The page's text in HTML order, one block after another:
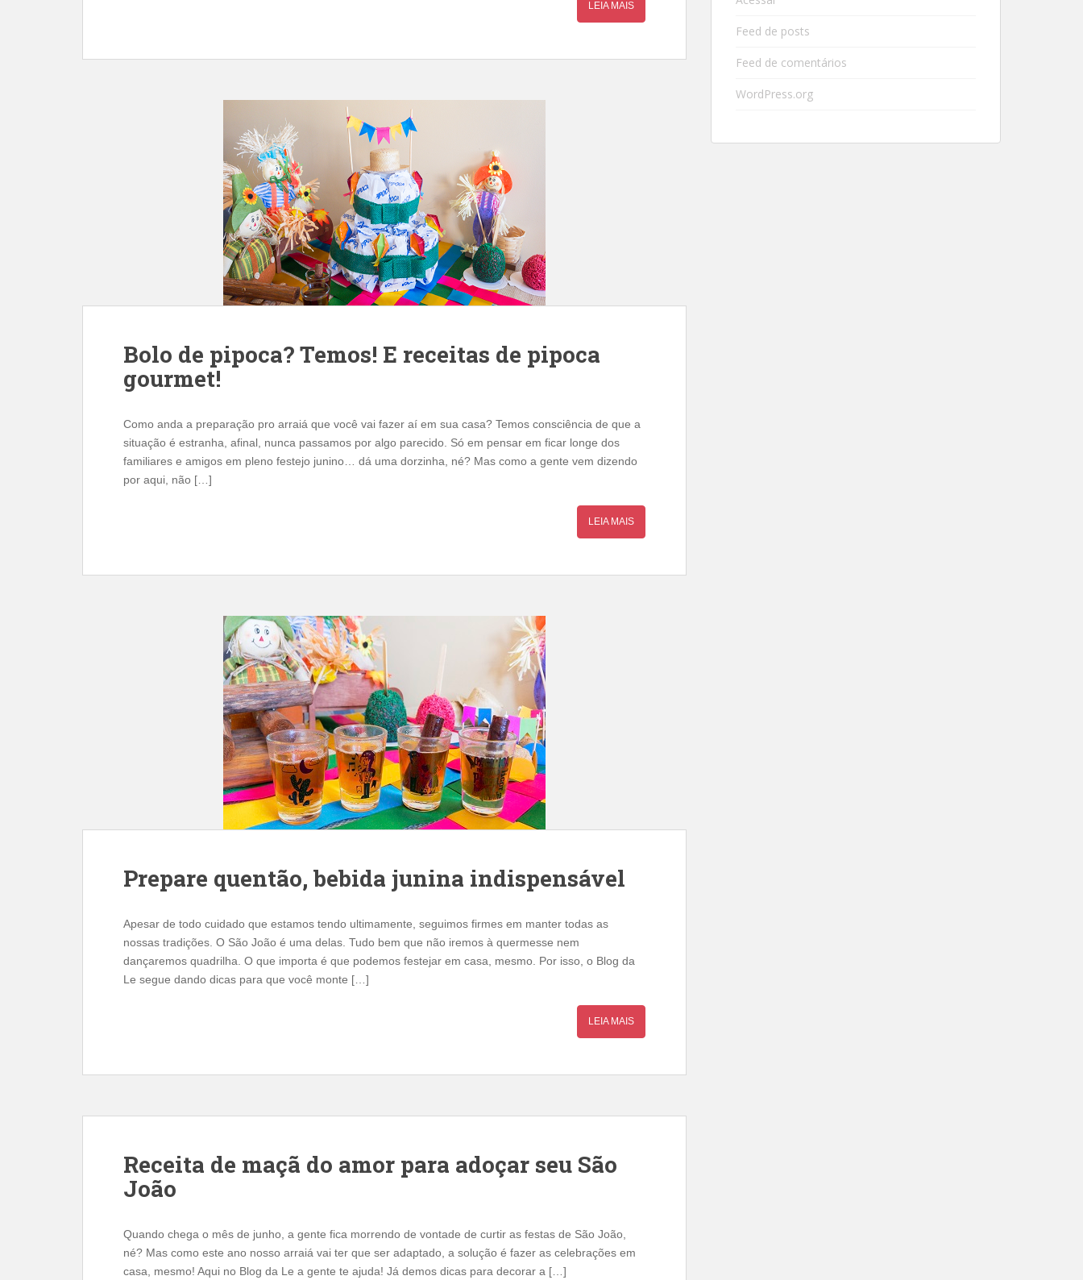
LEIA MAIS
Bolo de pipoca? Temos! E receitas de pipoca
gourmet!
Como anda a preparação pro arraiá que você vai fazer aí em sua casa? Temos consciência de que a
situação é estranha, afinal, nunca passamos por algo parecido. Só em pensar em ficar longe dos
familiares e amigos em pleno festejo junino… dá uma dorzinha, né? Mas como a gente vem dizendo
por aqui, não […]
LEIA MAIS
Prepare quentão, bebida junina indispensável
Apesar de todo cuidado que estamos tendo ultimamente, seguimos firmes em manter todas as
nossas tradições. O São João é uma delas. Tudo bem que não iremos à quermesse nem
dançaremos quadrilha. O que importa é que podemos festejar em casa, mesmo. Por isso, o Blog da
Le segue dando dicas para que você monte […]
LEIA MAIS
Receita de maçã do amor para adoçar seu São
João
Quando chega o mês de junho, a gente fica morrendo de vontade de curtir as festas de São João,
né? Mas como este ano nosso arraiá vai ter que ser adaptado, a solução é fazer as celebrações em
casa, mesmo! Aqui no Blog da Le a gente te ajuda! Já demos dicas para decorar a […]
Feed de posts
Feed de comentários
WordPress.org